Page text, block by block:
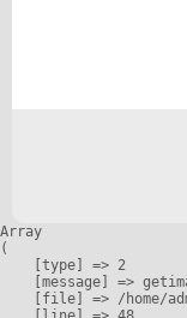
Array
(
    [type] => 2
[message] =>
[file] => /home/